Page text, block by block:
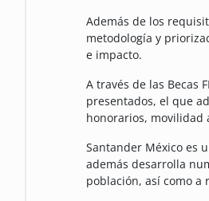
Además de los
metodología y
e impacto.
A través de las Becas
presentados, el que
honorarios, movilidad
Santander México es
además desarrolla
población, así como a